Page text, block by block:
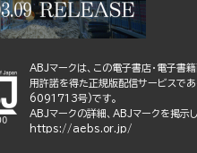
ABJマークは、この電子書店・電子書
用許諾を得た正規版配信サービスで
6091713号)です。
ABJマークの詳細、ABJマークを掲示
https://aebs.or.jp/